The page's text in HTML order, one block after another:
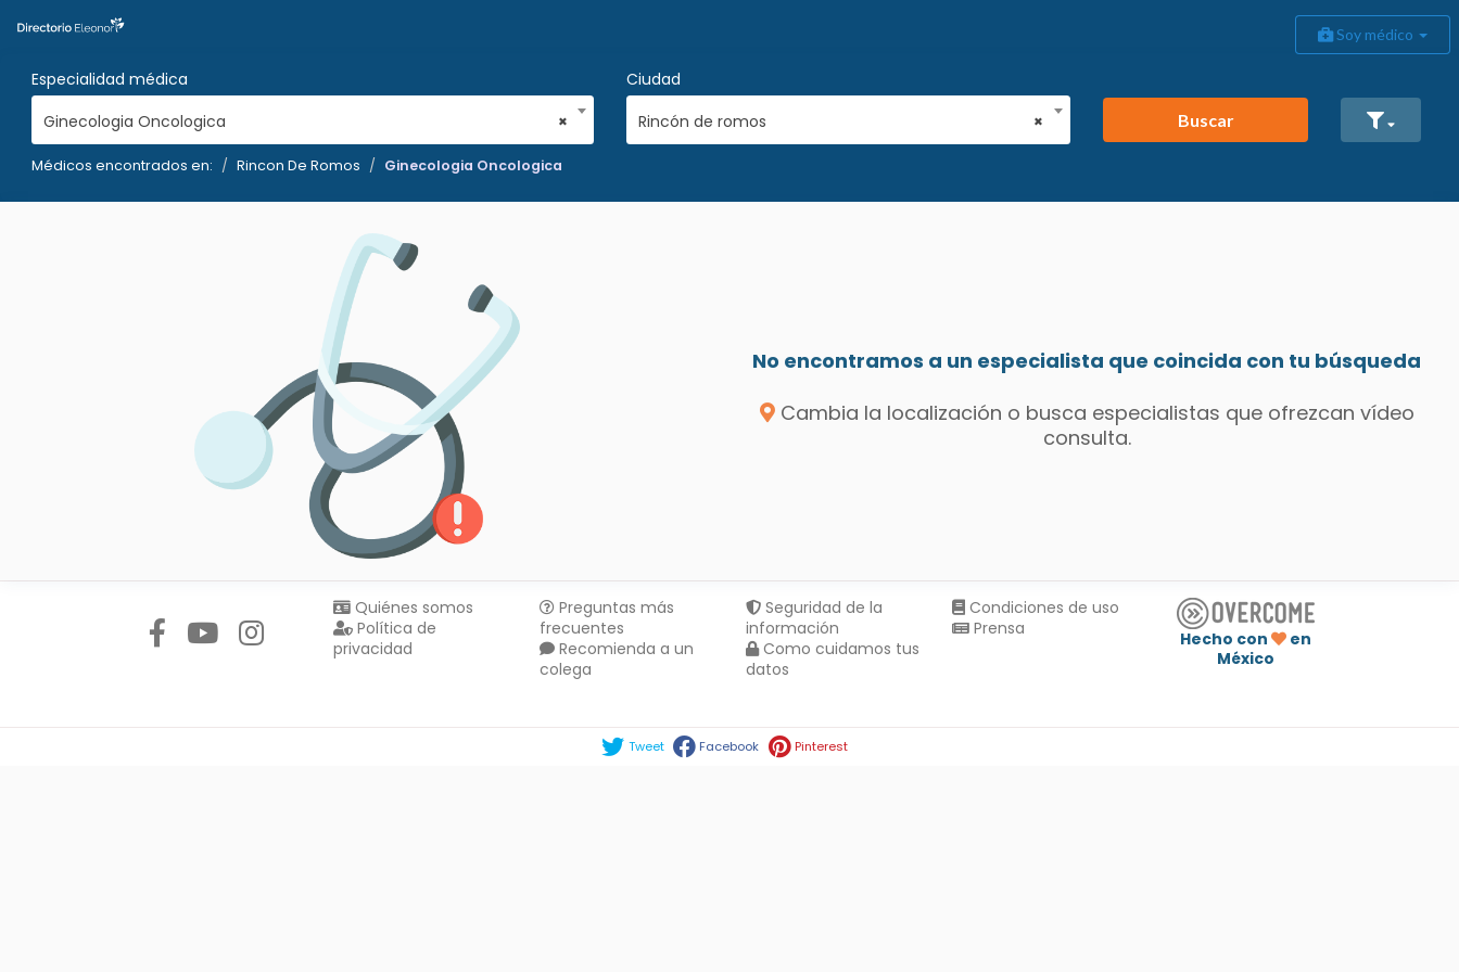
Soy médico
Especialidad médica
×
Ginecologia Oncologica
Ciudad
×
Rincón de romos Buscar
Médicos encontrados en: Rincon De Romos Ginecologia Oncologica
No encontramos a un especialista que coincida con tu búsqueda
Cambia la localización o busca especialistas que ofrezcan vídeo
consulta.
Quiénes somos
Política de
privacidad
Preguntas más
frecuentes
Recomienda a un
colega
Seguridad de la
información
Como cuidamos tus
datos
Condiciones de uso
Prensa
Hecho con
en
México
Tweet Facebook Pinterest